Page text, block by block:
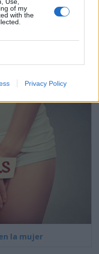
of my
with the
Privacy Policy
de mama
la mujer